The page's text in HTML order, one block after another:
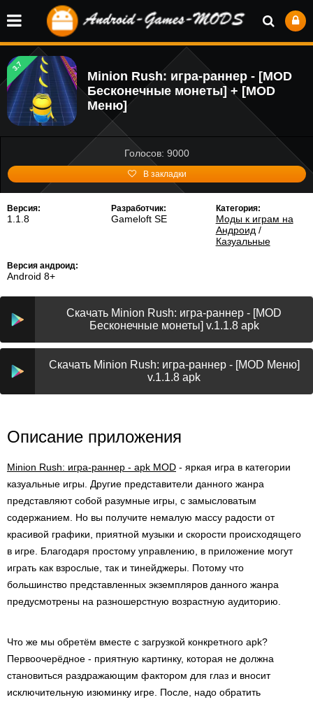
3.7
Minion Rush: игра-раннер - [MOD
Бесконечные монеты] + [MOD
Меню]
Голосов: 9000
В закладки
Версия:
1.1.8
Разработчик:
Gameloft SE
Категория:
Моды к играм на
Андроид /
Казуальные
Версия андроид:
Android 8+
Скачать Minion Rush: игра-раннер - [MOD
Бесконечные монеты] v.1.1.8 apk
Скачать Minion Rush: игра-раннер - [MOD Меню]
v.1.1.8 apk
Описание приложения
Minion Rush: игра-раннер - apk MOD - яркая игра в категории
казуальные игры. Другие представители данного жанра
представляют собой разумные игры, с замысловатым
содержанием. Но вы получите немалую массу радости от
красивой графики, приятной музыки и скорости происходящего
в игре. Благодаря простому управлению, в приложение могут
играть как взрослые, так и тинейджеры. Потому что
большинство представленных экземпляров данного жанра
предусмотрены на разношерстную возрастную аудиторию.
Что же мы обретём вместе с загрузкой конкретного apk?
Первоочерёдное - приятную картинку, которая не должна
становиться раздражающим фактором для глаз и вносит
исключительную изюминку игре. После, надо обратить